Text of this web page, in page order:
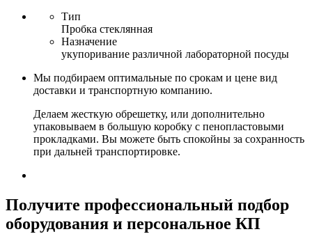
Тип
Пробка стеклянная
Назначение
укупоривание различной лабораторной посуды
Мы подбираем оптимальные по срокам и цене вид
доставки и транспортную компанию.
Делаем жесткую обрешетку, или дополнительно
упаковываем в большую коробку с пенопластовыми
прокладками. Вы можете быть спокойны за сохранность
при дальней транспортировке.
Получите профессиональный подбор
оборудования и персональное КП